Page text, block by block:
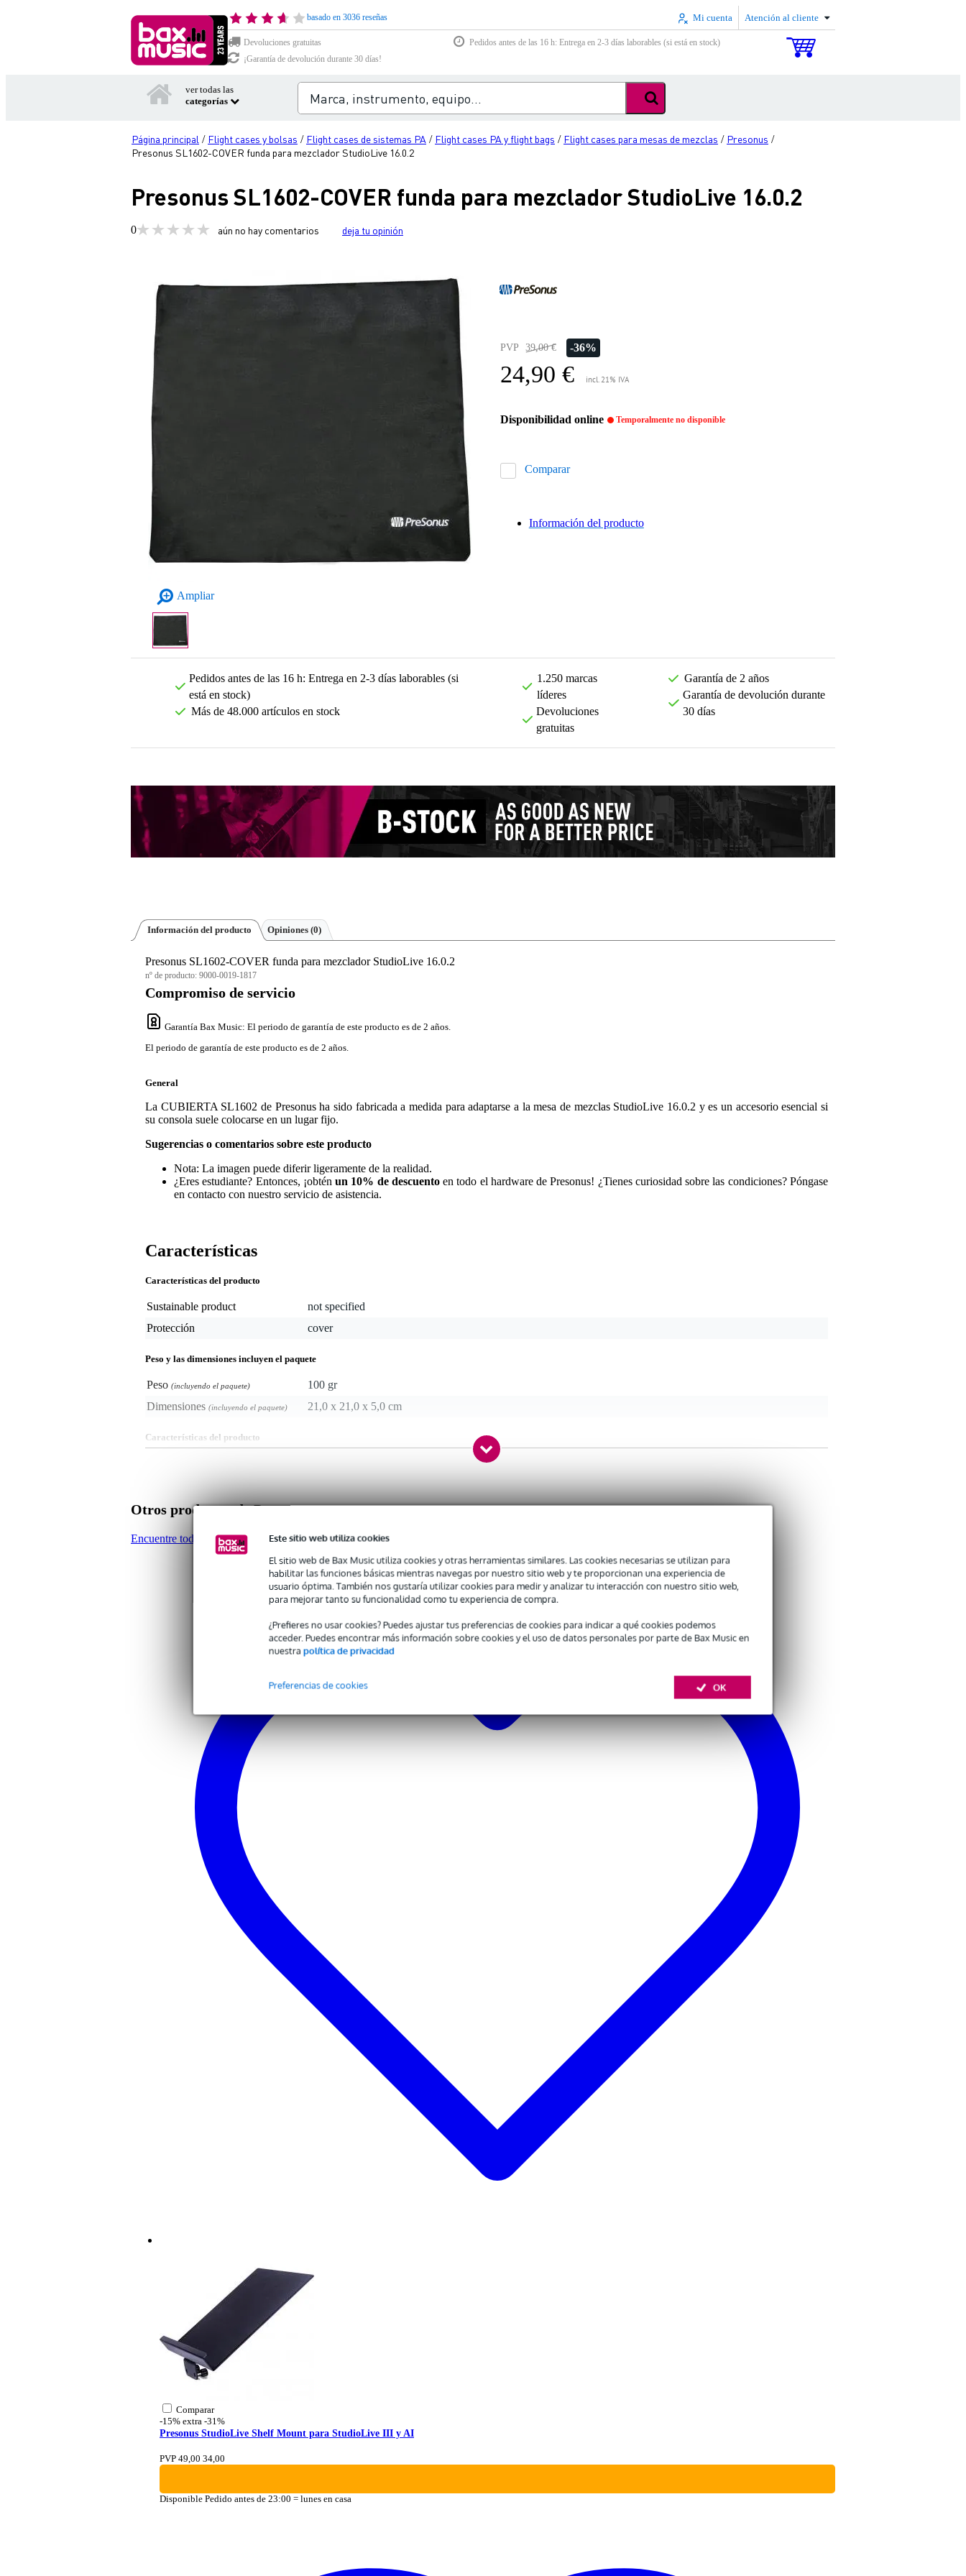
Este sitio web utiliza cookies
El sitio web de Bax Music utiliza cookies y otras herramientas similares. Las cookies necesarias se utilizan para
habilitar las funciones básicas mientras navegas por nuestro sitio web y te proporcionan una experiencia de
usuario óptima. También nos gustaría utilizar cookies para medir y analizar tu interacción con nuestro sitio web,
para mejorar tanto su funcionalidad como tu experiencia de compra.
¿Prefieres no usar cookies? Puedes ajustar tus preferencias de cookies para indicar a qué cookies podemos
acceder. Puedes encontrar más información sobre cookies y el uso de datos personales por parte de Bax Music en
nuestra política de privacidad
OK
Preferencias de cookies
basado en 3036 reseñas Mi cuenta Atención al cliente
Devoluciones gratuitas
Pedidos antes de las 16 h: Entrega en 2-3 días laborables (si está en stock)
¡Garantía de devolución durante 30 días!
ver todas las
categorías
Página principal / Flight cases y bolsas / Flight cases de sistemas PA / Flight cases PA y flight bags / Flight cases para mesas de mezclas / Presonus /
Presonus SL1602-COVER funda para mezclador StudioLive 16.0.2
Presonus SL1602-COVER funda para mezclador StudioLive 16.0.2
0 aún no hay comentarios deja tu opinión
Ampliar
PVP 39,00 € -36%
24,90 € incl. 21% IVA
Disponibilidad online Temporalmente no disponible
Comparar
Información del producto
Pedidos antes de las 16 h: Entrega en 2-3 días laborables (si
está en stock)
Más de 48.000 artículos en stock
1.250 marcas
líderes
Devoluciones
gratuitas
Garantía de 2 años
Garantía de devolución durante
30 días
Información del producto Opiniones (0)
Presonus SL1602-COVER funda para mezclador StudioLive 16.0.2
nº de producto: 9000-0019-1817
Compromiso de servicio
Garantía Bax Music: El periodo de garantía de este producto es de 2 años.
El periodo de garantía de este producto es de 2 años.
General
La CUBIERTA SL1602 de Presonus ha sido fabricada a medida para adaptarse a la mesa de mezclas StudioLive 16.0.2 y es un accesorio esencial si
su consola suele colocarse en un lugar fijo.
Sugerencias o comentarios sobre este producto
Nota: La imagen puede diferir ligeramente de la realidad.
¿Eres estudiante? Entonces, ¡obténun 10% de descuentoen todo el hardware de Presonus! ¿Tienes curiosidad sobre las condiciones? Póngase
en contacto con nuestro servicio de asistencia.
Características
Características del producto
Sustainable product
not specified
Protección
cover
Peso y las dimensiones incluyen el paquete
Peso (incluyendo el paquete)
100 gr
Dimensiones (incluyendo el paquete) 21,0 x 21,0 x 5,0 cm
Características del producto
Otros productos de Presonus
Encuentre todos los productos de la marca Presonus
Comparar
-15% extra -31%
Presonus StudioLive Shelf Mount para StudioLive III y AI
PVP 49,00 34,00
Disponible Pedido antes de 23:00 = lunes en casa